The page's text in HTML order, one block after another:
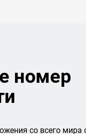
номер
со всего мира